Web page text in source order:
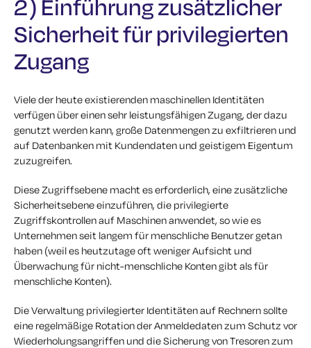
2) Einführung zusätzlicher
Sicherheit für privilegierten
Zugang
Viele der heute existierenden maschinellen Identitäten
verfügen über einen sehr leistungsfähigen Zugang, der dazu
genutzt werden kann, große Datenmengen zu exfiltrieren und
auf Datenbanken mit Kundendaten und geistigem Eigentum
zuzugreifen.
Diese Zugriffsebene macht es erforderlich, eine zusätzliche
Sicherheitsebene einzuführen, die privilegierte
Zugriffskontrollen auf Maschinen anwendet, so wie es
Unternehmen seit langem für menschliche Benutzer getan
haben (weil es heutzutage oft weniger Aufsicht und
Überwachung für nicht-menschliche Konten gibt als für
menschliche Konten).
Die Verwaltung privilegierter Identitäten auf Rechnern sollte
eine regelmäßige Rotation der Anmeldedaten zum Schutz vor
Wiederholungsangriffen und die Sicherung von Tresoren zum